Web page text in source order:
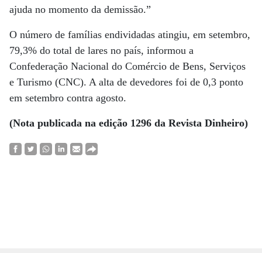
ajuda no momento da demissão.”
O número de famílias endividadas atingiu, em setembro,
79,3% do total de lares no país, informou a
Confederação Nacional do Comércio de Bens, Serviços
e Turismo (CNC). A alta de devedores foi de 0,3 ponto
em setembro contra agosto.
(Nota publicada na edição 1296 da Revista Dinheiro)